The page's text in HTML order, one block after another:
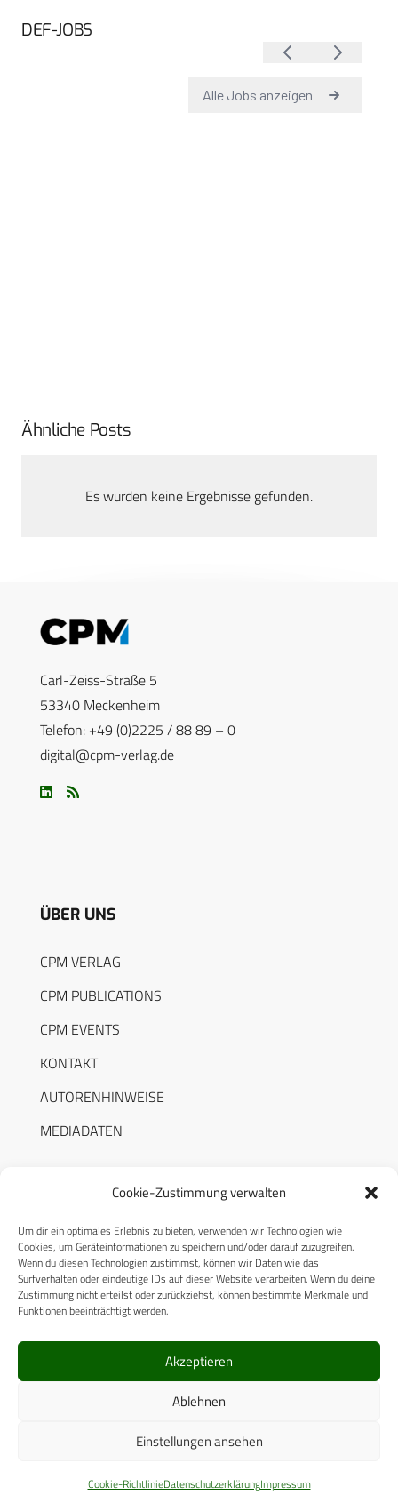
Cookie-Zustimmung verwalten
Um dir ein optimales Erlebnis zu bieten, verwenden wir Technologien wie
Cookies, um Geräteinformationen zu speichern und/oder darauf zuzugreifen.
Wenn du diesen Technologien zustimmst, können wir Daten wie das
Surfverhalten oder eindeutige IDs auf dieser Website verarbeiten. Wenn du deine
Zustimmung nicht erteilst oder zurückziehst, können bestimmte Merkmale und
Funktionen beeinträchtigt werden.
Akzeptieren
Ablehnen
Einstellungen ansehen
Cookie-RichtlinieDatenschutzerklärungImpressum
DEF-JOBS
Ähnliche Posts
Es wurden keine Ergebnisse gefunden.
Carl-Zeiss-Straße 5
53340 Meckenheim
Telefon: +49 (0)2225 / 88 89 – 0
digital@cpm-verlag.de
ÜBER UNS
CPM VERLAG
CPM PUBLICATIONS
CPM EVENTS
KONTAKT
AUTORENHINWEISE
MEDIADATEN
RECHTLICHES
Datenschutzerklärung
Cookie-Richtlinie (EU)
© 2025 CPM GmbH – Alle Rechte vorbehalten